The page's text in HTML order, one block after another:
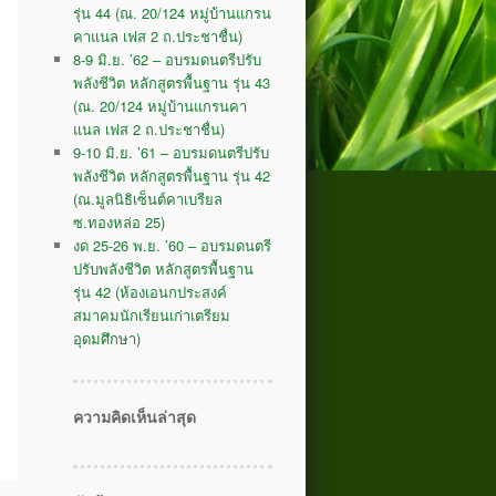
รุ่น 44 (ณ. 20/124 หมู่บ้านแกรน
คาแนล เฟส 2 ถ.ประชาชื่น)
8-9 มิ.ย. ’62 – อบรมดนตรีปรับ
พลังชีวิต หลักสูตรพื้นฐาน รุ่น 43
(ณ. 20/124 หมู่บ้านแกรนคา
แนล เฟส 2 ถ.ประชาชื่น)
9-10 มิ.ย. ’61 – อบรมดนตรีปรับ
พลังชีวิต หลักสูตรพื้นฐาน รุ่น 42
(ณ.มูลนิธิเซ็นต์คาเบรียล
ซ.ทองหล่อ 25)
งด 25-26 พ.ย. ’60 – อบรมดนตรี
ปรับพลังชีวิต หลักสูตรพื้นฐาน
รุ่น 42 (ห้องเอนกประสงค์
สมาคมนักเรียนเก่าเตรียม
อุดมศึกษา)
ความคิดเห็นล่าสุด